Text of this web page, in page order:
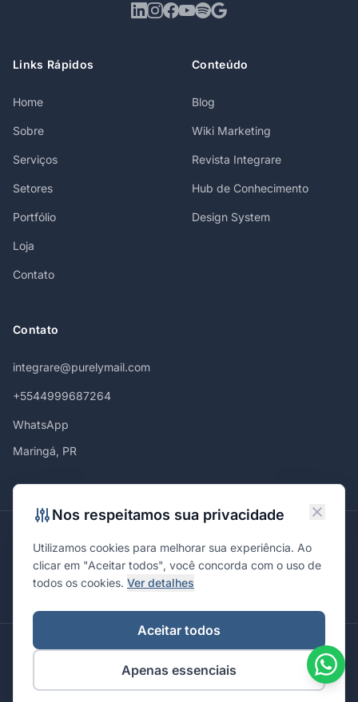
Links Rápidos
Home
Sobre
Serviços
Setores
Portfólio
Loja
Contato
Conteúdo
Blog
Wiki Marketing
Revista Integrare
Hub de Conhecimento
Design System
Contato
integrare@purelymail.com
+5544999687264
WhatsApp
Maringá, PR
MaringáCuritibaSão PauloLondrinaCascavelPonta Grossa
Florianópolis BrasíliaJoinvilleCampinas
© 2026 Integrare. Marketing de Verdade. Todos os direitos
reservados.
Nos respeitamos sua privacidade
Utilizamos cookies para melhorar sua experiência. Ao
clicar em "Aceitar todos", você concorda com o uso de
todos os cookies. Ver detalhes
Aceitar todos
Apenas essenciais